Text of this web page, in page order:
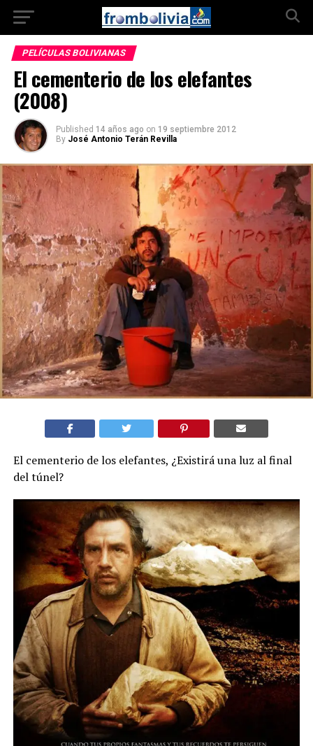
PELÍCULAS BOLIVIANAS
El cementerio de los elefantes
(2008)
Published 14 años ago on 19 septiembre 2012
By José Antonio Terán Revilla
El cementerio de los elefantes, ¿Existirá una luz al final
del túnel?